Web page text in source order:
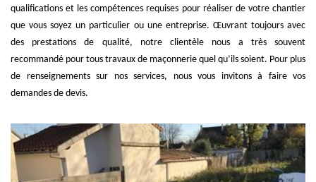
qualifications et les compétences requises pour réaliser de votre chantier
que vous soyez un particulier ou une entreprise. Œuvrant toujours avec
des prestations de qualité, notre clientèle nous a très souvent
recommandé pour tous travaux de maçonnerie quel qu’ils soient. Pour plus
de renseignements sur nos services, nous vous invitons à faire vos
demandes de devis.